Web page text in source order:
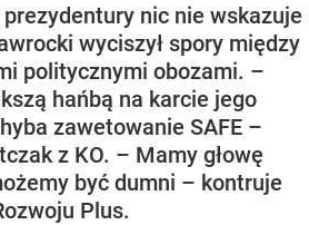
nic nie wskazuje
wyciszył spory między
politycznymi obozami. –
hańbą na karcie jego
zawetowanie SAFE –
z KO. – Mamy głowę
być dumni – kontruje
Plus.